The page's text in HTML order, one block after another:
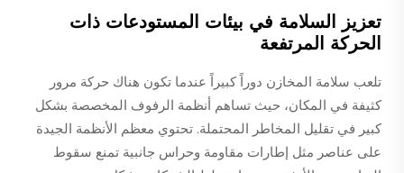
تعزيز السلامة في بيئات المستودعات ذات
الحركة المرتفعة
تلعب سلامة المخازن دوراً كبيراً عندما تكون هناك حركة مرور
كثيفة في المكان، حيث تساهم أنظمة الرفوف المخصصة بشكل
كبير في تقليل المخاطر المحتملة. تحتوي معظم الأنظمة الجيدة
على عناصر مثل إطارات مقاومة وحراس جانبية تمنع سقوط